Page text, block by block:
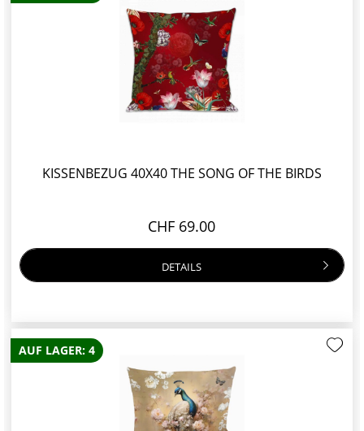
KISSENBEZUG 40X40 THE SONG OF THE BIRDS
CHF 69.00
DETAILS
AUF LAGER: 4